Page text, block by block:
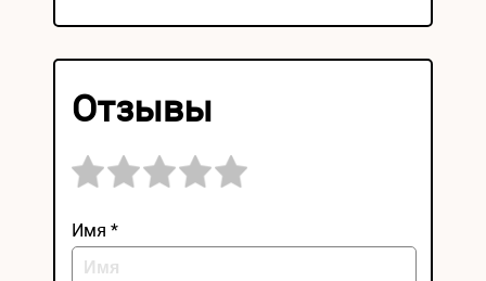
Отзывы
Имя *